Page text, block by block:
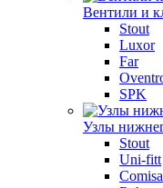
Вентили и
Stout
Luxor
Far
SPK
Узлы
Stout
Uni-fitt
Comisa